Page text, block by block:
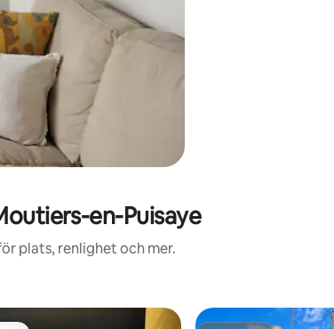
en-Puisaye
plats, renlighet och mer.